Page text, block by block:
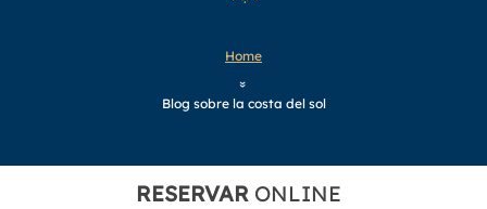
Home
»
Blog sobre la costa del sol
RESERVARONLINE